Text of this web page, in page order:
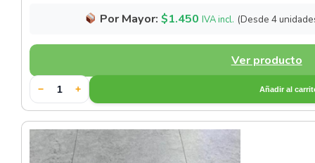
Por Mayor: $1.450 IVA incl. (Desde 4
Ver producto
− + Añadir al